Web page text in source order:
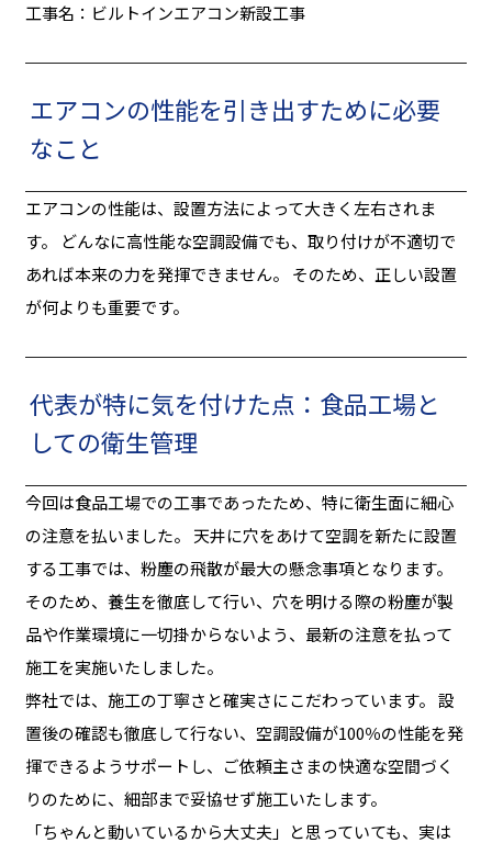
工事名：ビルトインエアコン新設工事
エアコンの性能を引き出すために必要
なこと
エアコンの性能は、設置方法によって大きく左右されま
す。 どんなに高性能な空調設備でも、取り付けが不適切で
あれば本来の力を発揮できません。 そのため、正しい設置
が何よりも重要です。
代表が特に気を付けた点：食品工場と
しての衛生管理
今回は食品工場での工事であったため、特に衛生面に細心
の注意を払いました。 天井に穴をあけて空調を新たに設置
する工事では、粉塵の飛散が最大の懸念事項となります。
そのため、養生を徹底して行い、穴を明ける際の粉塵が製
品や作業環境に一切掛からないよう、最新の注意を払って
施工を実施いたしました。
弊社では、施工の丁寧さと確実さにこだわっています。 設
置後の確認も徹底して行ない、空調設備が100％の性能を発
揮できるようサポートし、ご依頼主さまの快適な空間づく
りのために、細部まで妥協せず施工いたします。
「ちゃんと動いているから大丈夫」と思っていても、実は